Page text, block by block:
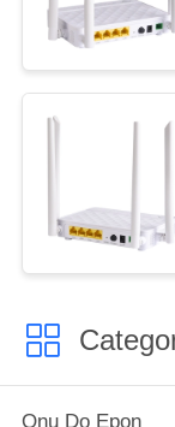
Onu Do Epon